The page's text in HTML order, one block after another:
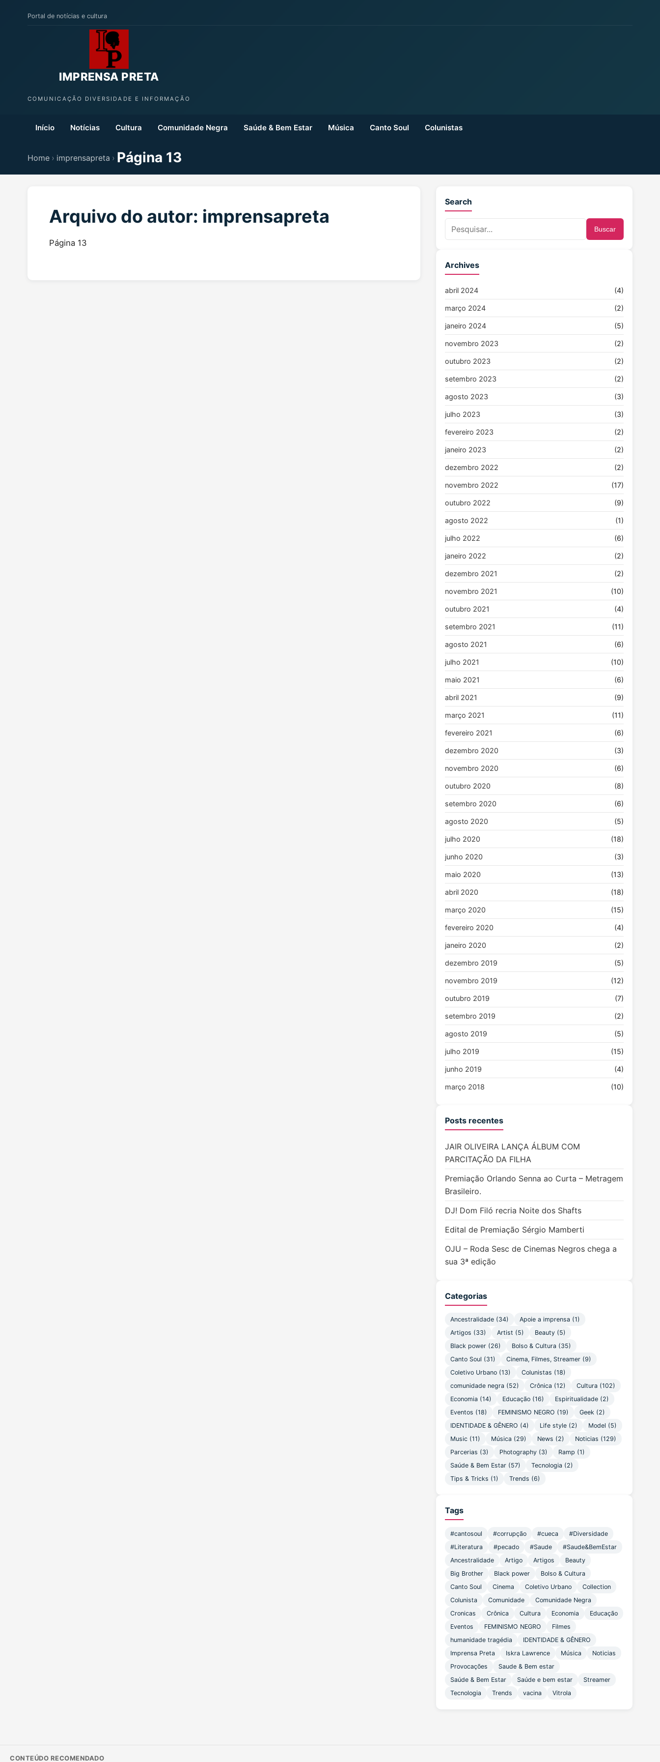
Portal de notícias e cultura
IMPRENSA PRETA
COMUNICAÇÃO DIVERSIDADE E INFORMAÇÃO
Início Notícias Cultura Comunidade Negra Saúde & Bem Estar Música Canto Soul Colunistas
Home › imprensapreta › Página 13
Arquivo do autor: imprensapreta
Página 13
Search
Buscar
Archives
abril 2024 (4)
março 2024 (2)
janeiro 2024 (5)
novembro 2023 (2)
outubro 2023 (2)
setembro 2023 (2)
agosto 2023 (3)
julho 2023 (3)
fevereiro 2023 (2)
janeiro 2023 (2)
dezembro 2022 (2)
novembro 2022 (17)
outubro 2022 (9)
agosto 2022 (1)
julho 2022 (6)
janeiro 2022 (2)
dezembro 2021 (2)
novembro 2021 (10)
outubro 2021 (4)
setembro 2021 (11)
agosto 2021 (6)
julho 2021 (10)
maio 2021 (6)
abril 2021 (9)
março 2021 (11)
fevereiro 2021 (6)
dezembro 2020 (3)
novembro 2020 (6)
outubro 2020 (8)
setembro 2020 (6)
agosto 2020 (5)
julho 2020 (18)
junho 2020 (3)
maio 2020 (13)
abril 2020 (18)
março 2020 (15)
fevereiro 2020 (4)
janeiro 2020 (2)
dezembro 2019 (5)
novembro 2019 (12)
outubro 2019 (7)
setembro 2019 (2)
agosto 2019 (5)
julho 2019 (15)
junho 2019 (4)
março 2018 (10)
Posts recentes
JAIR OLIVEIRA LANÇA ÁLBUM COM
PARCITAÇÃO DA FILHA
Premiação Orlando Senna ao Curta – Metragem
Brasileiro.
DJ! Dom Filó recria Noite dos Shafts
Edital de Premiação Sérgio Mamberti
OJU – Roda Sesc de Cinemas Negros chega a
sua 3ª edição
Categorias
Ancestralidade (34) Apoie a imprensa (1)
Artigos (33) Artist (5) Beauty (5)
Black power (26) Bolso & Cultura (35)
Canto Soul (31) Cinema, Filmes, Streamer (9)
Coletivo Urbano (13) Colunistas (18)
comunidade negra (52) Crônica (12) Cultura (102)
Economia (14) Educação (16) Espiritualidade (2)
Eventos (18) FEMINISMO NEGRO (19) Geek (2)
IDENTIDADE & GÊNERO (4) Life style (2) Model (5)
Music (11) Música (29) News (2) Noticias (129)
Parcerias (3) Photography (3) Ramp (1)
Saúde & Bem Estar (57) Tecnologia (2)
Tips & Tricks (1) Trends (6)
Tags
#cantosoul #corrupção #cueca
#Diversidade
#Literatura
#pecado #Saude
#Saude&BemEstar
Ancestralidade
Artigo Artigos
Beauty
Big Brother
Black power
Bolso & Cultura
Canto Soul
Cinema Coletivo Urbano
Collection
Colunista
Comunidade
Comunidade Negra
Cronicas
Crônica Cultura Economia
Educação
Eventos
FEMINISMO NEGRO
Filmes
humanidade tragédia
IDENTIDADE & GÊNERO
Imprensa Preta
Iskra Lawrence Música
Noticias
Provocações
Saude & Bem estar
Saúde & Bem Estar
Saúde e bem estar
Streamer
Tecnologia
Trends vacina Vitrola
CONTEÚDO RECOMENDADO